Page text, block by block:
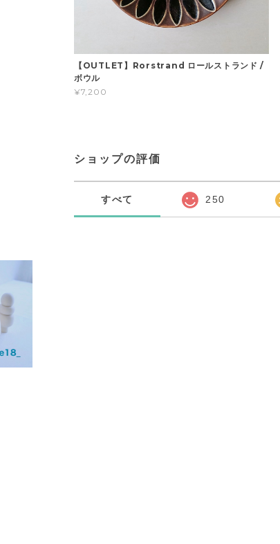
【OUTLET】Rorstrand ロールストランド /
ボウル
¥7,200
ショップの評価
すべて 250